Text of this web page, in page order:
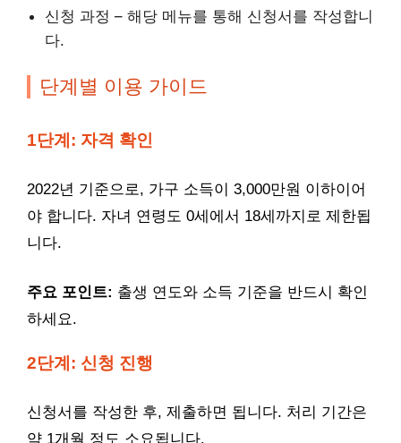
신청 과정 – 해당 메뉴를 통해 신청서를 작성합니
다.
단계별 이용 가이드
1단계: 자격 확인
2022년 기준으로, 가구 소득이 3,000만원 이하이어
야 합니다. 자녀 연령도 0세에서 18세까지로 제한됩
니다.
주요 포인트: 출생 연도와 소득 기준을 반드시 확인
하세요.
2단계: 신청 진행
신청서를 작성한 후, 제출하면 됩니다. 처리 기간은
약 1개월 정도 소요됩니다.